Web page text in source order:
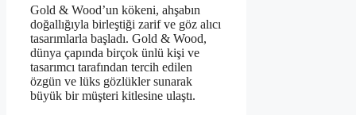
Gold & Wood’un kökeni, ahşabın
doğallığıyla birleştiği zarif ve göz alıcı
tasarımlarla başladı. Gold & Wood,
dünya çapında birçok ünlü kişi ve
tasarımcı tarafından tercih edilen
özgün ve lüks gözlükler sunarak
büyük bir müşteri kitlesine ulaştı.